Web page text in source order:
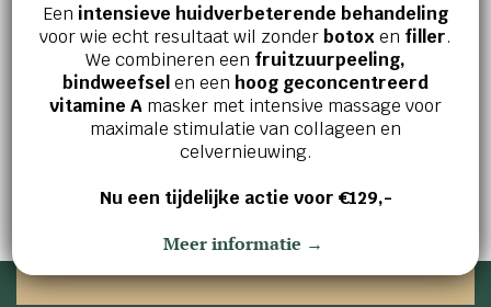
Jouw huid en welzijn verdienen het
beste!
Ervaar zelf de kracht van effectieve
huidverbetering en innerlijke ontspanning.
Maak vandaag nog een afspraak en ontdek wat
AFSPRAAK MAKEN
Een intensieve huidverbeterende behandeling
voor wie echt resultaat wil zonderbotox en filler.
We combineren een fruitzuurpeeling,
bindweefselen een hoog geconcentreerd
vitamine A masker met intensive massage voor
maximale stimulatie van collageen en
celvernieuwing.
Nu een tijdelijke actie voor €129,-
Meer informatie →